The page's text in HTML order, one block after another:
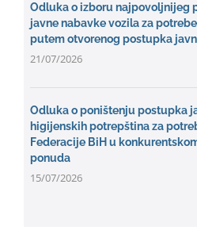
Odluka o izboru najpovoljnijeg
javne nabavke vozila za
putem otvorenog postupka
21/07/2026
Odluka o poništenju postupka
higijenskih potrepština za
Federacije BiH u
ponuda
15/07/2026